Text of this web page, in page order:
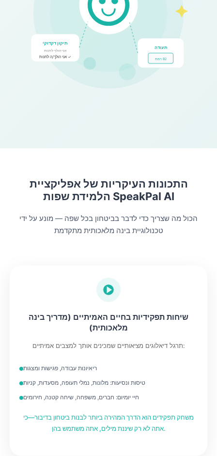
תיקון דקדוקי
אני הולך לחנות
אני הולך/ה לחנות ✓
תעודה
רמת B2
התכונות העיקריות של אפליקציית
הלמידת שפות SpeakPal AI
הכול מה שצריך כדי לדבר בביטחון בכל שפה — מונע על ידי
טכנולוגיית בינה מלאכותית מתקדמת
שיחות תפקידיות בחיים האמיתיים (מדריך בינה
מלאכותית)
תרגל דיאלוגים מציאותיים שמכינים אותך למצבים אמיתיים:
ריאיונות עבודה, פגישות ומצגות
טיסות ונסיעות: מלונות, נמלי תעופה, מסעדות, קניות
חיי יומיום: חברים, משפחה, שיחה קטנה, חירומים
משחק תפקידים הוא הדרך המהירה ביותר לבנות ביטחון בדיבור—כי
אתה לא רק שיננת מילים, אתה משתמש בהן.